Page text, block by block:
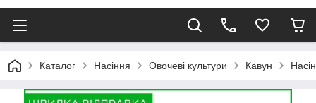
Каталог Насіння Овочеві культури Кавун